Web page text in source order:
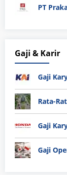
PT
Gaji & Karir